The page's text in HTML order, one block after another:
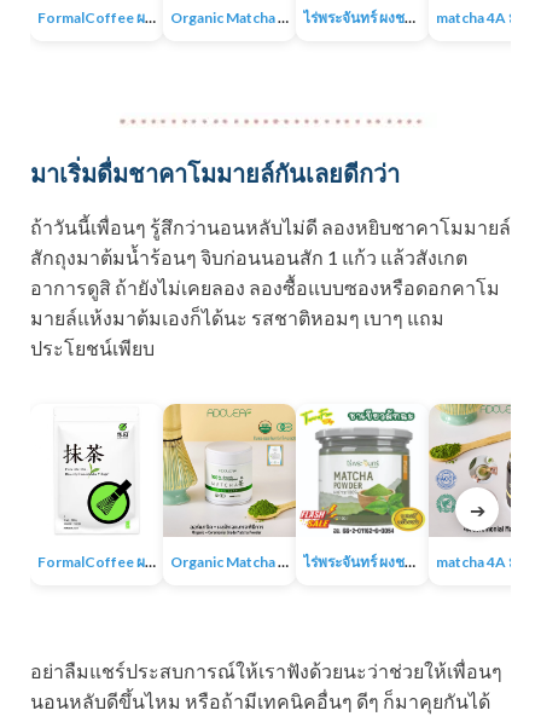
FormalCoffee ผงชาเขียวมัทฉะ แท้ 100% ญี่ปุ่น เกรดพรีเมี่ยม Matcha Green Tea Organic Matcha 4A+ผงชาเขียวมัทฉะเกรดพิธีการ ออร์แกนิก 100% ไม่มีน้ำตาล ไม่มีสารเติมแต่ง ไร่พระจันทร์ ผงชาเขียวมัทฉะ Matcha Powder 100% ไม่แต่งสี กลิ่น ไม่ผสมน้ำตาล
มาเริ่มดื่มชาคาโมมายล์กันเลยดีกว่า
ถ้าวันนี้เพื่อนๆ รู้สึกว่านอนหลับไม่ดี ลองหยิบชาคาโมมายล์
สักถุงมาต้มน้ำร้อนๆ จิบก่อนนอนสัก 1 แก้ว แล้วสังเกต
อาการดูสิ ถ้ายังไม่เคยลอง ลองซื้อแบบซองหรือดอกคาโม
มายล์แห้งมาต้มเองก็ได้นะ รสชาติหอมๆ เบาๆ แถม
ประโยชน์เพียบ
FormalCoffee ผงชาเขียวมัทฉะ แท้ 100% ญี่ปุ่น เกรดพรีเมี่ยม Matcha Green Tea Organic Matcha 4A+ผงชาเขียวมัทฉะเกรดพิธีการ ออร์แกนิก 100% ไม่มีน้ำตาล ไม่มีสารเติมแต่ง ไร่พระจันทร์ ผงชาเขียวมัทฉะ Matcha Powder 100% ไม่แต่งสี กลิ่น ไม่ผสมน้ำตาล
➔
อย่าลืมแชร์ประสบการณ์ให้เราฟังด้วยนะว่าช่วยให้เพื่อนๆ
นอนหลับดีขึ้นไหม หรือถ้ามีเทคนิคอื่นๆ ดีๆ ก็มาคุยกันได้